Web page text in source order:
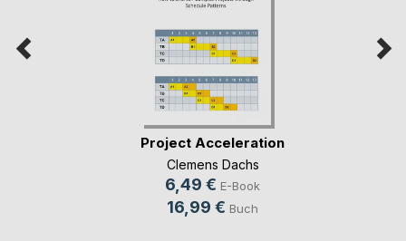
Project Acceleration
Clemens Dachs
6,49 € E-Book
16,99 € Buch